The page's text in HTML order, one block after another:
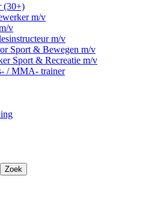
(30+)
m/v
v
m/v
Sport & Bewegen m/v
Sport & Recreatie m/v
/ MMA- trainer
Zoek